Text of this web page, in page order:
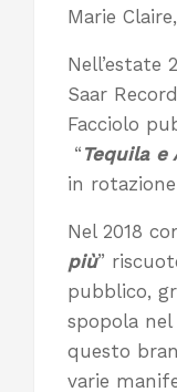
Marie
Nell’estate
Saar
Facciolo
“ Tequila e
in
Nel 2018
più”
pubblico,
spopola nel
questo
varie